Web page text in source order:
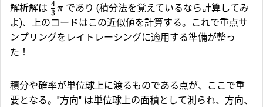
解析解は 3
4π であり (積分法を覚えているなら計算してみ
よ)、上のコードはこの近似値を計算する。これで重点サ
ンプリングをレイトレーシングに適用する準備が整っ
た！
積分や確率が単位球上に渡るものである点が、ここで重
要となる。"方向" は単位球上の面積として測られ、方向、